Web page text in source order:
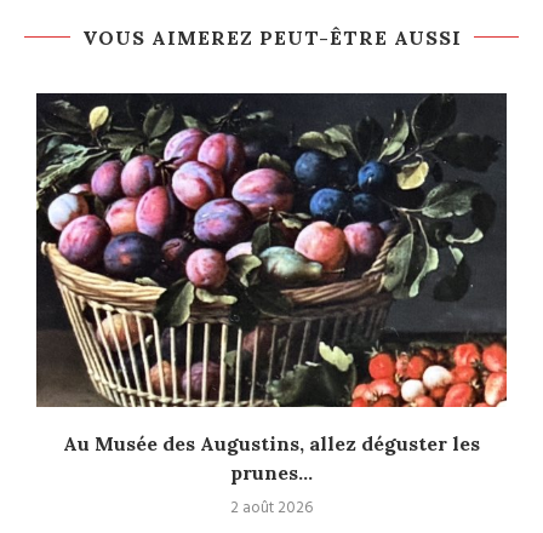
VOUS AIMEREZ PEUT-ÊTRE AUSSI
Au Musée des Augustins, allez déguster les
prunes...
2 août 2026